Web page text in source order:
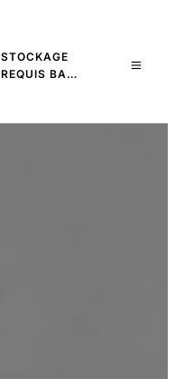
STOCKAGE
REQUIS BA…